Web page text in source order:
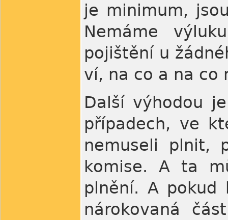
je minimum,
Nemáme
pojištění u
ví, na co a na co
Další výhodou
případech, ve
nemuseli plnit,
komise. A ta
plnění. A pokud
nárokovaná